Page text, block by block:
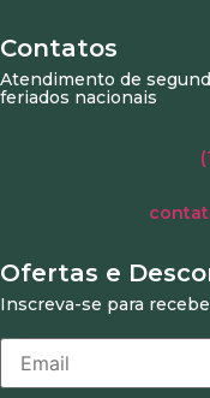
Contatos
Atendimento de
feriados nacionais
Ofertas e
Inscreva-se para